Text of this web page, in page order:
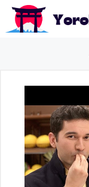
Saltar
contenido